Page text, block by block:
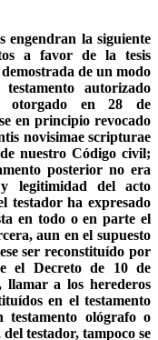
engendran la siguiente
a favor de la tesis
de un modo
autorizado
otorgado en 28 de
en principio revocado
novisimae scripturae
nuestro Código civil;
posterior no era
legitimidad del acto
testador ha expresado
en todo o en parte el
aun en el supuesto
ser reconstituído por
el Decreto de 10 de
llamar a los herederos
en el testamento
ológrafo o
testador, tampoco se